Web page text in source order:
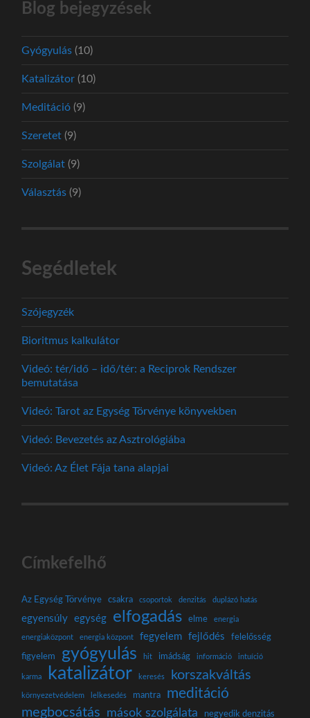
Blog bejegyzések
Gyógyulás (10)
Katalizátor (10)
Meditáció (9)
Szeretet (9)
Szolgálat (9)
Választás (9)
Segédletek
Szójegyzék
Bioritmus kalkulátor
Videó: tér/idő – idő/tér: a Reciprok Rendszer
bemutatása
Videó: Tarot az Egység Törvénye könyvekben
Videó: Bevezetés az Asztrológiába
Videó: Az Élet Fája tana alapjai
Címkefelhő
Az Egység Törvénye csakra csoportok denzitás duplázó hatás
egyensúly egység elfogadás elme energia
energiaközpont energia központ fegyelem fejlődés
felelősség
figyelem
gyógyulás hit imádság információ intuíció
karma katalizátor keresés korszakváltás
környezetvédelem lelkesedés mantra meditáció
megbocsátás mások szolgálata negyedik denzitás